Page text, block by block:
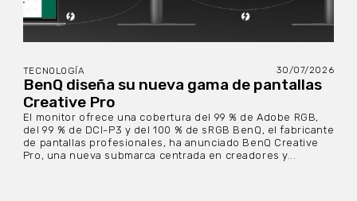
TECNOLOGÍA 30/07/2026
BenQ diseña su nueva gama de pantallas
Creative Pro
El monitor ofrece una cobertura del 99 % de Adobe RGB,
del 99 % de DCI-P3 y del 100 % de sRGB BenQ, el fabricante
de pantallas profesionales, ha anunciado BenQ Creative
Pro, una nueva submarca centrada en creadores y...